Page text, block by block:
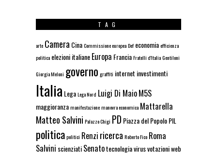
TAG
arte Camera CinaCommissione europeaDef economiaefficienza
politica elezioni italianeEuropa FranciaFratelli d'ItaliaGentiloni
Giorgia Meloni governo graffiti internet investimenti
Italia LegaLega Nord Luigi Di MaioM5S
maggioranzamanifestazionemanovra economica Mattarella
Matteo Salvini Palazzo Chigi PD Piazza del PopoloPIL
politicapolitici Renzi ricerca Roberto Fico Roma
Salvini scienziatiSenatotecnologiavirusvotazioniweb